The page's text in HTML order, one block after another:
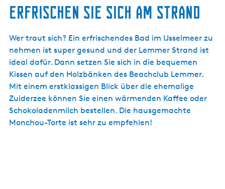
Erfrischen Sie sich am Strand
Wer traut sich? Ein erfrischendes Bad im IJsselmeer zu
nehmen ist super gesund und der Lemmer Strand ist
ideal dafür. Dann setzen Sie sich in die bequemen
Kissen auf den Holzbänken des Beachclub Lemmer.
Mit einem erstklassigen Blick über die ehemalige
Zuiderzee können Sie einen wärmenden Kaffee oder
Schokoladenmilch bestellen. Die hausgemachte
Monchou-Torte ist sehr zu empfehlen!